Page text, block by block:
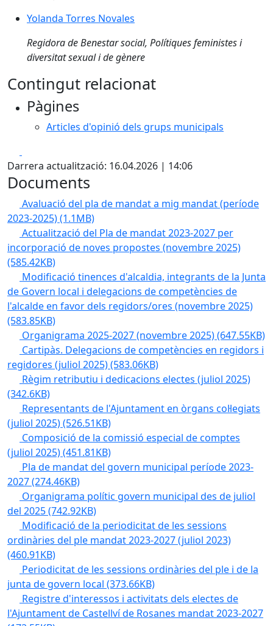
Yolanda Torres Novales
Yolanda Torres Novales
Regidora de Benestar social, Polítiques feministes i
diversitat sexual i de gènere
Contingut relacionat
Pàgines
Articles d'opinió dels grups municipals
Darrera actualització: 16.04.2026 | 14:06
Documents
Avaluació del pla de mandat a mig mandat (període
2023-2025)(1.1MB)
Actualització del Pla de mandat 2023-2027 per
incorporació de noves propostes (novembre 2025)
(585.42KB)
Modificació tinences d'alcaldia, integrants de la Junta
de Govern local i delegacions de competències de
l'alcalde en favor dels regidors/ores (novembre 2025)
(583.85KB)
Organigrama 2025-2027 (novembre 2025)(647.55KB)
Cartipàs. Delegacions de competències en regidors i
regidores (juliol 2025)(583.06KB)
Règim retributiu i dedicacions electes (juliol 2025)
(342.6KB)
Representants de l'Ajuntament en òrgans col·legiats
(juliol 2025)(526.51KB)
Composició de la comissió especial de comptes
(juliol 2025)(451.81KB)
Pla de mandat del govern municipal període 2023-
2027(274.46KB)
Organigrama polític govern municipal des de juliol
del 2025(742.92KB)
Modificació de la periodicitat de les sessions
ordinàries del ple mandat 2023-2027 (juliol 2023)
(460.91KB)
Periodicitat de les sessions ordinàries del ple i de la
junta de govern local (373.66KB)
Registre d'interessos i activitats dels electes de
l'Ajuntament de Castellví de Rosanes mandat 2023-2027